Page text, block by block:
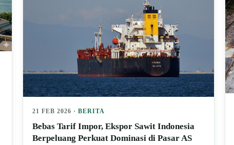
21 FEB 2026 ·BERITA
Bebas Tarif Impor, Ekspor Sawit Indonesia
Berpeluang Perkuat Dominasi di Pasar AS